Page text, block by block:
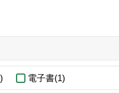
電子書(1)